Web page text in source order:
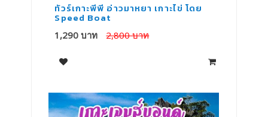
ทัวร์เกาะพีพี อ่าวมาหยา เกาะไข่ โดย
Speed Boat
1,290 บาท 2,800 บาท